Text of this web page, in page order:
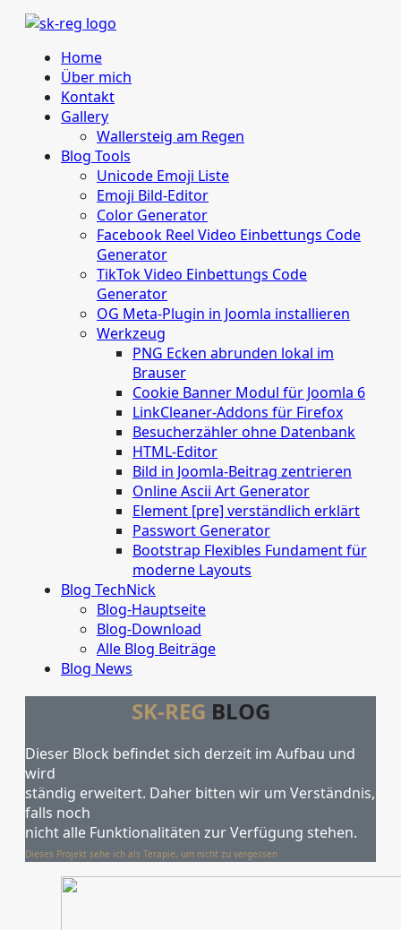
Home
Über mich
Kontakt
Gallery
Wallersteig am Regen
Blog Tools
Unicode Emoji Liste
Emoji Bild‑Editor
Color Generator
Facebook Reel Video Einbettungs Code
Generator
TikTok Video Einbettungs Code
Generator
OG Meta‑Plugin in Joomla installieren
Werkzeug
PNG Ecken abrunden lokal im
Brauser
Cookie Banner Modul für Joomla 6
LinkCleaner‑Addons für Firefox
Besucherzähler ohne Datenbank
HTML‑Editor
Bild in Joomla‑Beitrag zentrieren
Online Ascii Art Generator
Element [pre] verständlich erklärt
Passwort Generator
Bootstrap Flexibles Fundament für
moderne Layouts
Blog TechNick
Blog-Hauptseite
Blog-Download
Alle Blog Beiträge
Blog News
SK-REG BLOG
Dieser Block befindet sich derzeit im Aufbau und
wird
ständig erweitert. Daher bitten wir um Verständnis,
falls noch
nicht alle Funktionalitäten zur Verfügung stehen.
Dieses Projekt sehe ich als Terapie, um nicht zu vergessen